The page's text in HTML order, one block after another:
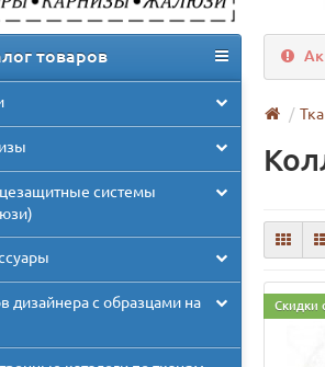
товаров
системы
дизайнера с образцами на
Скидки